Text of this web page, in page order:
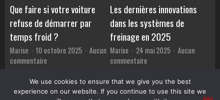
2024
Que faire si votre voiture
refuse de démarrer par
temps froid ?
Marise 10 octobre 2025
Aucun
commentaire
faire
si
voir article
Les dernières innovations
dans les systèmes de
freinage en 2025
Marise 24 mai 2025
Aucun
commentaire
dernières
innovations
voir article
We use cookies to ensure that we give you the best
experience on our website. If you continue to use this site we